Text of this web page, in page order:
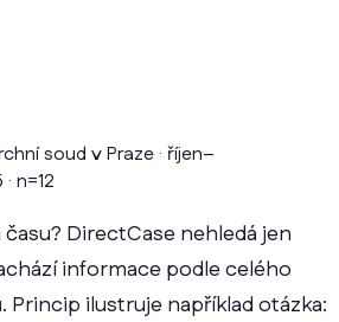
soud v Praze · říjen–
n=12
DirectCase nehledá jen
informace podle celého
Princip ilustruje například otázka: